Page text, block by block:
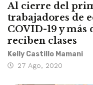
Al cierre del
trabajadores de
COVID-19 y
reciben clases
Kelly Castillo Mamani
27 Ago, 2020